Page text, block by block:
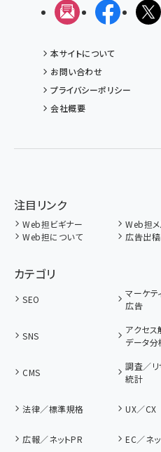
メルマガ
本サイトについて
お問い合わせ
プライバシーポリシー
会社概要
注目リンク
Web担ビギナー Web担
Web担について
広告出
カテゴリ
SEO
マーケテ
広告
SNS
アクセ
データ分
CMS
調査／
統計
法律／標準規格 UX／CX
広報／ネットPR
EC／ネッ